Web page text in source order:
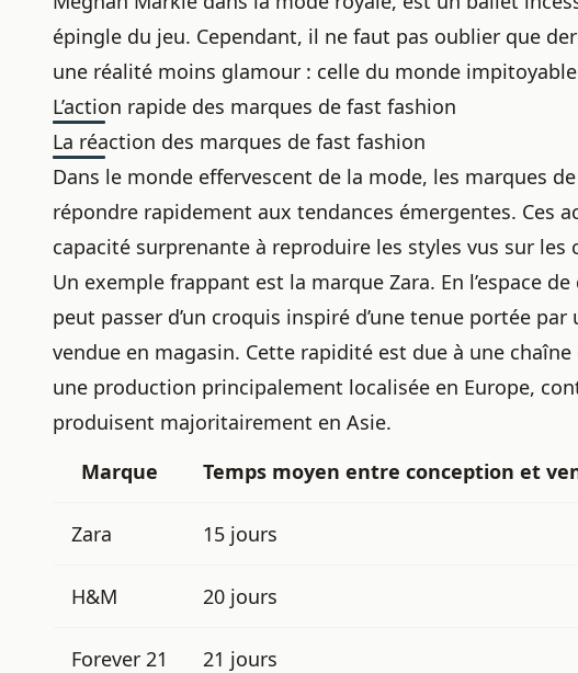
épingle du jeu. Cependant, il ne faut pas oublier que
une réalité moins glamour : celle du monde
L’action rapide des marques de fast fashion
La réaction des marques de fast fashion
Dans le monde effervescent de la mode, les marques de
répondre rapidement aux tendances émergentes. Ces
capacité surprenante à reproduire les styles vus sur
Un exemple frappant est la marque Zara. En l’espace
peut passer d’un croquis inspiré d’une tenue portée
vendue en magasin. Cette rapidité est due à une
une production principalement localisée en Europe,
produisent majoritairement en Asie.
Marque
Temps moyen entre conception et
Zara 15 jours
H&M 20 jours
Forever 21
21 jours